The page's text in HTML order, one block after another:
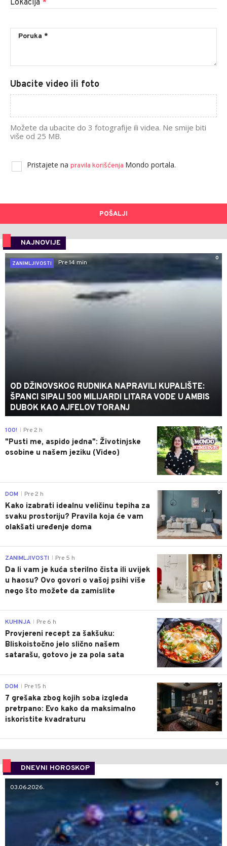
Lokacija *
Ubacite video ili foto
Možete da ubacite do 3 fotografije ili videa. Ne smije biti
više od 25 MB.
Pristajete na pravila korišćenja Mondo portala.
POŠALJI
NAJNOVIJE
0
ZANIMLJIVOSTI
Pre 14 min
OD DŽINOVSKOG RUDNIKA NAPRAVILI KUPALIŠTE:
ŠPANCI SIPALI 500 MILIJARDI LITARA VODE U AMBIS
DUBOK KAO AJFELOV TORANJ
0
100! Pre 2 h
"Pusti me, aspido jedna": Životinjske
osobine u našem jeziku (Video)
0
DOM Pre 2 h
Kako izabrati idealnu veličinu tepiha za
svaku prostoriju? Pravila koja će vam
olakšati uređenje doma
0
ZANIMLJIVOSTI Pre 5 h
Da li vam je kuća sterilno čista ili uvijek
u haosu? Ovo govori o vašoj psihi više
nego što možete da zamislite
0
KUHINJA Pre 6 h
Provjereni recept za šakšuku:
Bliskoistočno jelo slično našem
satarašu, gotovo je za pola sata
0
DOM Pre 15 h
7 grešaka zbog kojih soba izgleda
pretrpano: Evo kako da maksimalno
iskoristite kvadraturu
DNEVNI HOROSKOP
0
03.06.2026.